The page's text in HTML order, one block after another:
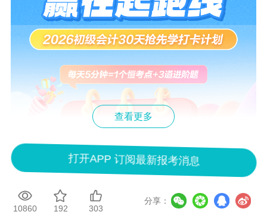
查看更多
打开APP 订阅最新报考消息
10860 192 303
分享：